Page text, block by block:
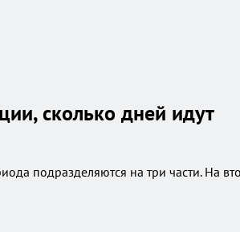
сколько дней идут
подразделяются на три части. На